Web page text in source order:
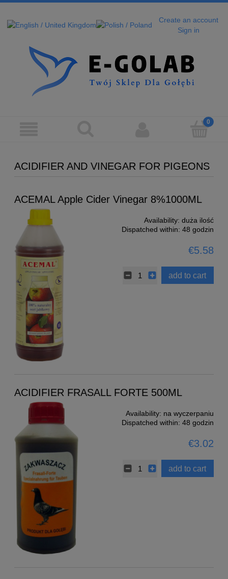
Create an account
Sign in
ACIDIFIER AND VINEGAR FOR PIGEONS
ACEMAL Apple Cider Vinegar 8%1000ML
Availability: duża ilość
Dispatched within: 48 godzin
€5.58
add to cart
ACIDIFIER FRASALL FORTE 500ML
Availability: na wyczerpaniu
Dispatched within: 48 godzin
€3.02
add to cart